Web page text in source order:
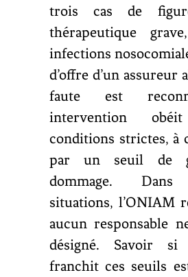
trois cas de
thérapeutique
infections
d’offre d’un assureur
faute est
intervention
conditions strictes, à
par un seuil de
dommage. Dans
situations, l’ONIAM
aucun responsable
désigné. Savoir
franchit ces seuils